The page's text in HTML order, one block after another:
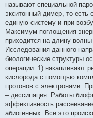
называют специальной
экситонный димер, то есть
единую систему и при
Максимум поглощения
приходится на длину
Исследования данного
биологические структуры
операции: 1) накапливают
кислорода с помощью
протонов с электронами.
– диссипация. Работы
эффективность
абиогенных. Все это